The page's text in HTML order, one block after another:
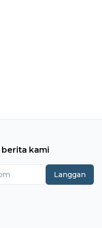
berita kami
Langgan